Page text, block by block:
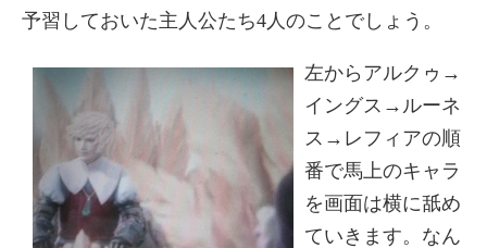
予習しておいた主人公たち4人のことでしょう。
左からアルクゥ→
イングス→ルーネ
ス→レフィアの順
番で馬上のキャラ
を画面は横に舐め
ていきます。なん